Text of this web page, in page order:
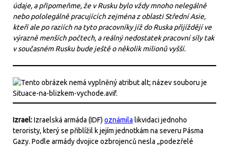
údaje, a připomeňme, že v Rusku bylo vždy mnoho nelegálně
nebo pololegálně pracujících zejména z oblasti Střední Asie,
kteří ale po raziích na tyto pracovníky jíž do Ruska přijíždějí ve
výrazně menších počtech, a reálný nedostatek pracovní síly tak
v současném Rusku bude ještě o několik milionů vyšší.
Izrael:Izraelská armáda (IDF) oznámila likvidaci jednoho
teroristy, který se přiblížil k jejím jednotkám na severu Pásma
Gazy. Podle armády dvojice ozbrojenců nesla „podezřelé